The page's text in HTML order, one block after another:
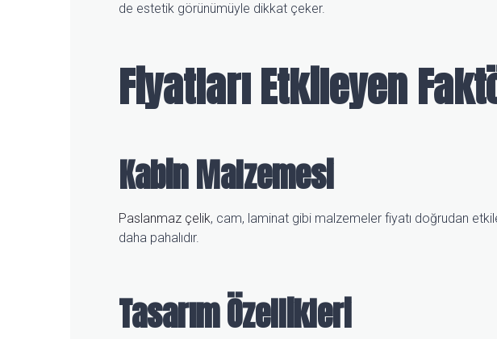
de estetik görünümüyle dikkat çeker.
Fiyatları Etkileyen
Kabin Malzemesi
Paslanmaz çelik, cam, laminat gibi malzemeler fiyatı doğrudan
daha pahalıdır.
Tasarım Özellikleri